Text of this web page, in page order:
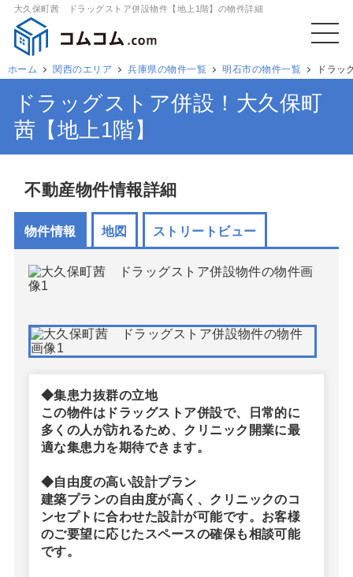
大久保町茜 ドラッグストア併設物件【地上1階】の物件詳細
ホーム 関西のエリア 兵庫県の物件一覧 明石市の物件一覧 ドラッ
ドラッグストア併設！大久保町
茜【地上1階】
不動産物件情報詳細
物件情報 地図 ストリートビュー
◆集患力抜群の立地
この物件はドラッグストア併設で、日常的に
多くの人が訪れるため、クリニック開業に最
適な集患力を期待できます。
◆自由度の高い設計プラン
建築プランの自由度が高く、クリニックのコ
ンセプトに合わせた設計が可能です。お客様
のご要望に応じたスペースの確保も相談可能
です。